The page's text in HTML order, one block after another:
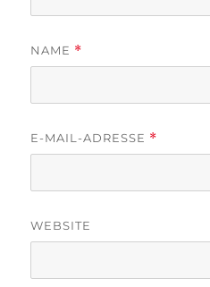
NAME *
E-MAIL-ADRESSE *
WEBSITE